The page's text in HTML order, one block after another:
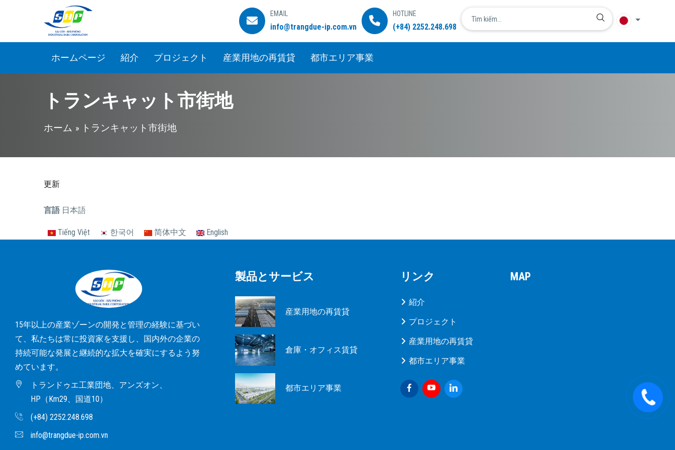
メインコンテンツに移動
EMAIL
info@trangdue-ip.com.vn
HOTLINE
(+84) 2252.248.698
言語
ホームページ 紹介 プロジェクト 産業用地の再賃貸 都市エリア事業
トランキャット市街地
現在地
ホーム » トランキャット市街地
更新
言語日本語
Tiếng Việt 한국어 简体中文 English
15年以上の産業ゾーンの開発と管理の経験に基づい
て、私たちは常に投資家を支援し、国内外の企業の
持続可能な発展と継続的な拡大を確実にするよう努
めています。
トランドゥエ工業団地、アンズオン、
HP（Km29、国道10）
(+84) 2252.248.698
info@trangdue-ip.com.vn
製品とサービス
産業用地の再賃貸
倉庫・オフィス賃貸
都市エリア事業
リンク
紹介
プロジェクト
産業用地の再賃貸
都市エリア事業
MAP